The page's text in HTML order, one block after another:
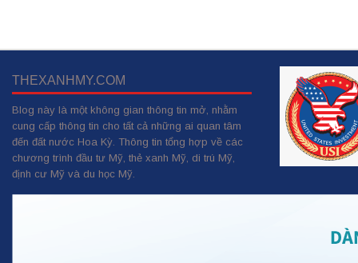
THEXANHMY.COM
Blog này là một không gian thông tin mở, nhằm
cung cấp thông tin cho tất cả những ai quan tâm
đến đất nước Hoa Kỳ. Thông tin tổng hợp về các
chương trình đầu tư Mỹ, thẻ xanh Mỹ, di trú Mỹ,
định cư Mỹ và du học Mỹ.